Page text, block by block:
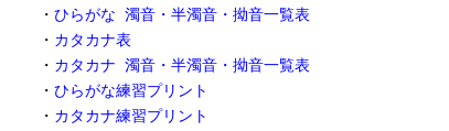
・ ひらがな 濁音・半濁音・拗音一覧表
・ カタカナ表
・ カタカナ 濁音・半濁音・拗音一覧表
・ ひらがな練習プリント
・ カタカナ練習プリント